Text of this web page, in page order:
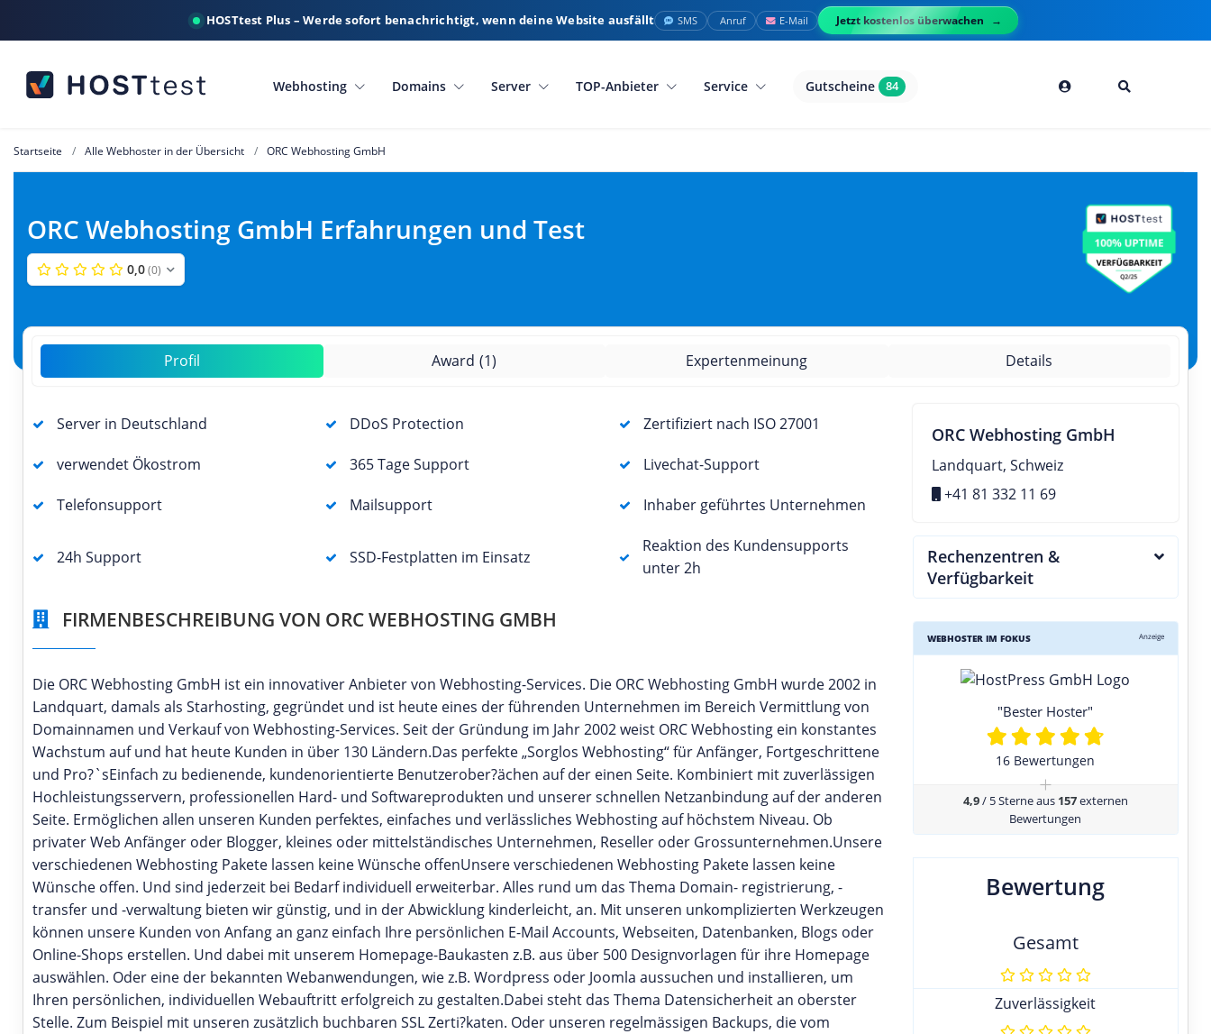
HOSTtest Plus – Werde sofort benachrichtigt, wenn deine Website ausfällt SMS Anruf E-Mail Jetzt kostenlos überwachen
Webhosting Domains Server TOP-Anbieter Service Gutscheine 84
Startseite Alle Webhoster in der Übersicht ORC Webhosting GmbH
ORC Webhosting GmbH Erfahrungen und Test
0,0 (0)
Profil Award (1) Expertenmeinung Details
Server in Deutschland DDoS Protection Zertifiziert nach ISO 27001
verwendet Ökostrom 365 Tage Support Livechat-Support
Telefonsupport Mailsupport Inhaber geführtes Unternehmen
24h Support SSD-Festplatten im Einsatz
Reaktion des Kundensupports
unter 2h
FIRMENBESCHREIBUNG VON ORC WEBHOSTING GMBH
Die ORC Webhosting GmbH ist ein innovativer Anbieter von Webhosting-Services. Die ORC Webhosting GmbH wurde 2002 in
Landquart, damals als Starhosting, gegründet und ist heute eines der führenden Unternehmen im Bereich Vermittlung von
Domainnamen und Verkauf von Webhosting-Services. Seit der Gründung im Jahr 2002 weist ORC Webhosting ein konstantes
Wachstum auf und hat heute Kunden in über 130 Ländern.Das perfekte „Sorglos Webhosting“ für Anfänger, Fortgeschrittene
und Pro?`sEinfach zu bedienende, kundenorientierte Benutzerober?ächen auf der einen Seite. Kombiniert mit zuverlässigen
Hochleistungsservern, professionellen Hard- und Softwareprodukten und unserer schnellen Netzanbindung auf der anderen
Seite. Ermöglichen allen unseren Kunden perfektes, einfaches und verlässliches Webhosting auf höchstem Niveau. Ob
privater Web Anfänger oder Blogger, kleines oder mittelständisches Unternehmen, Reseller oder Grossunternehmen.Unsere
verschiedenen Webhosting Pakete lassen keine Wünsche offenUnsere verschiedenen Webhosting Pakete lassen keine
Wünsche offen. Und sind jederzeit bei Bedarf individuell erweiterbar. Alles rund um das Thema Domain- registrierung, -
transfer und -verwaltung bieten wir günstig, und in der Abwicklung kinderleicht, an. Mit unseren unkomplizierten Werkzeugen
können unsere Kunden von Anfang an ganz einfach Ihre persönlichen E-Mail Accounts, Webseiten, Datenbanken, Blogs oder
Online-Shops erstellen. Und dabei mit unserem Homepage-Baukasten z.B. aus über 500 Designvorlagen für ihre Homepage
auswählen. Oder eine der bekannten Webanwendungen, wie z.B. Wordpress oder Joomla aussuchen und installieren, um
Ihren persönlichen, individuellen Webauftritt erfolgreich zu gestalten.Dabei steht das Thema Datensicherheit an oberster
Stelle. Zum Beispiel mit unseren zusätzlich buchbaren SSL Zerti?katen. Oder unseren regelmässigen Backups, die vom
ORC Webhosting GmbH
Landquart, Schweiz
+41 81 332 11 69
Rechenzentren &
Verfügbarkeit
WEBHOSTER IM FOKUS Anzeige
"Bester Hoster"
16 Bewertungen
+
4,9/ 5 Sterne aus 157externen
Bewertungen
Bewertung
Gesamt
Zuverlässigkeit